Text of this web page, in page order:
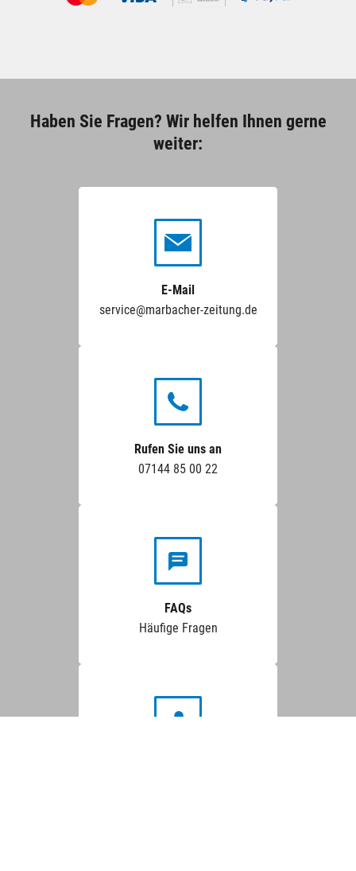
Haben Sie Fragen? Wir helfen Ihnen gerne
weiter:
E-Mail
service@marbacher-zeitung.de
Rufen Sie uns an
07144 85 00 22
FAQs
Häufige Fragen